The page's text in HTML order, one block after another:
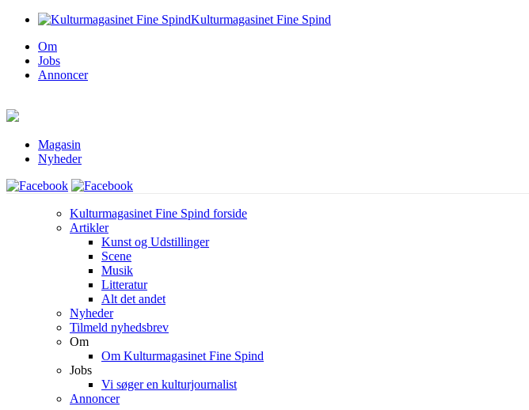
Kulturmagasinet Fine Spind
Om
Jobs
Annoncer
Magasin
Nyheder
Kulturmagasinet Fine Spind forside
Artikler
Kunst og Udstillinger
Scene
Musik
Litteratur
Alt det andet
Nyheder
Tilmeld nyhedsbrev
Om
Om Kulturmagasinet Fine Spind
Jobs
Vi søger en kulturjournalist
Annoncer